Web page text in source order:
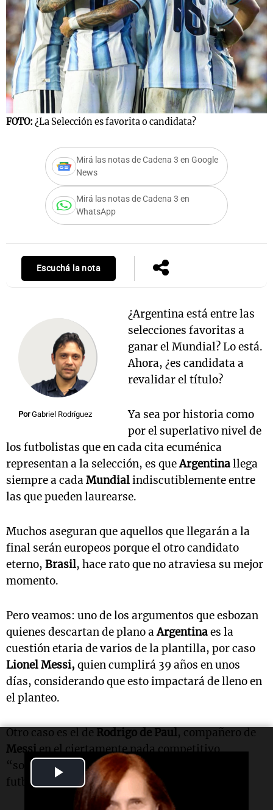
Play
Video
FOTO: ¿La Selección es favorita o candidata?
Mirá las notas de Cadena 3 en Google
News
Mirá las notas de Cadena 3 en
WhatsApp
Escuchá la nota
Por Gabriel Rodríguez
¿Argentina está entre las
selecciones favoritas a
ganar el Mundial? Lo está.
Ahora, ¿es candidata a
revalidar el título?
Ya sea por historia como
por el superlativo nivel de
los futbolistas que en cada cita ecuménica
representan a la selección, es queArgentinallega
siempre a cadaMundialindiscutiblemente entre
las que pueden laurearse.
Muchos aseguran que aquellos que llegarán a la
final serán europeos porque el otro candidato
eterno, Brasil, hace rato que no atraviesa su mejor
momento.
Pero veamos: uno de los argumentos que esbozan
quienes descartan de plano aArgentinaes la
cuestión etaria de varios de la plantilla, por caso
Lionel Messi, quien cumplirá 39 años en unos
días, considerando que esto impactará de lleno en
el planteo.
Otro caso es el de Rodrigo de Paul, compañero de
Messien el ciertamente nada competitivo
“soccer”, situación que no le brindaría a los
futbolistas el estado de otros tiempos de elite.